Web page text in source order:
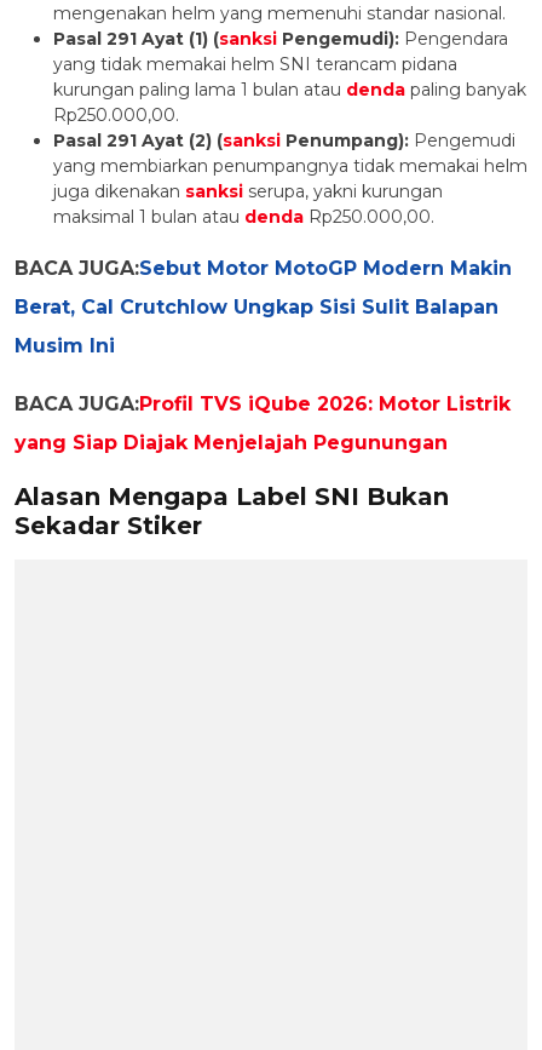
mengenakan helm yang memenuhi standar nasional.
Pasal 291 Ayat (1) (sanksi Pengemudi): Pengendara
yang tidak memakai helm SNI terancam pidana
kurungan paling lama 1 bulan atau denda paling banyak
Rp250.000,00.
Pasal 291 Ayat (2) (sanksi Penumpang): Pengemudi
yang membiarkan penumpangnya tidak memakai helm
juga dikenakan sanksi serupa, yakni kurungan
maksimal 1 bulan atau denda Rp250.000,00.
BACA JUGA:Sebut Motor MotoGP Modern Makin
Berat, Cal Crutchlow Ungkap Sisi Sulit Balapan
Musim Ini
BACA JUGA:Profil TVS iQube 2026: Motor Listrik
yang Siap Diajak Menjelajah Pegunungan
Alasan Mengapa Label SNI Bukan
Sekadar Stiker